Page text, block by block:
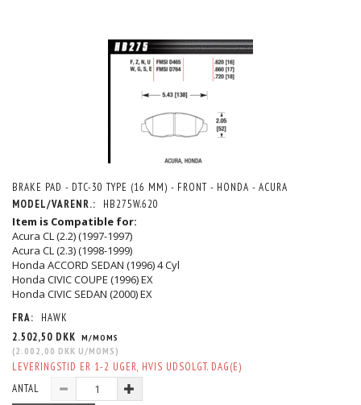
BRAKE PAD - DTC-30 TYPE (16 MM) - FRONT - HONDA - ACURA
MODEL/VARENR.:
HB275W.620
Item is Compatible for:
Acura CL (2.2) (1997-1997)
Acura CL (2.3) (1998-1999)
Honda ACCORD SEDAN (1996) 4 Cyl
Honda CIVIC COUPE (1996) EX
Honda CIVIC SEDAN (2000) EX
FRA:
HAWK
2.502,50 DKK M/MOMS
(2.002,00 DKK U/MOMS )
LEVERINGSTID ER 1-2 UGER, HVIS UDSOLGT. DAG(E)
ANTAL